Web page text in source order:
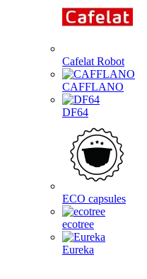
Cafelat Robot
CAFFLANO
DF64
ECO capsules
ecotree
Eureka